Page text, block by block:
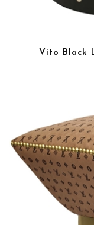
Vito Black